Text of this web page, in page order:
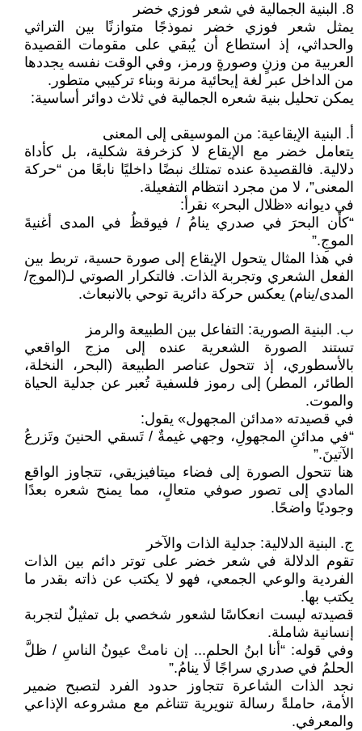
8. البنية الجمالية في شعر فوزي خضر
يمثل شعر فوزي خضر نموذجًا متوازنًا بين التراثي
والحداثي، إذ استطاع أن يُبقي على مقومات القصيدة
العربية من وزنٍ وصورةٍ ورمز، وفي الوقت نفسه يجددها
من الداخل عبر لغة إيحائية مرنة وبناء تركيبي متطور.
يمكن تحليل بنية شعره الجمالية في ثلاث دوائر أساسية:
أ. البنية الإيقاعية: من الموسيقى إلى المعنى
يتعامل خضر مع الإيقاع لا كزخرفة شكلية، بل كأداة
دلالية. فالقصيدة عنده تمتلك نبضًا داخليًا نابعًا من “حركة
المعنى”، لا من مجرد انتظام التفعيلة.
في ديوانه «ظلال البحر» نقرأ:
“كأن البحرَ في صدري ينامُ / فيوقظُ في المدى أغنيةَ
الموجِ.”
في هذا المثال يتحول الإيقاع إلى صورة حسية، تربط بين
الفعل الشعري وتجربة الذات. فالتكرار الصوتي لـ(الموج/
المدى/ينام) يعكس حركة دائرية توحي بالانبعاث.
ب. البنية الصورية: التفاعل بين الطبيعة والرمز
تستند الصورة الشعرية عنده إلى مزج الواقعي
بالأسطوري، إذ تتحول عناصر الطبيعة (البحر، النخلة،
الطائر، المطر) إلى رموز فلسفية تُعبر عن جدلية الحياة
والموت.
في قصيدته «مدائن المجهول» يقول:
“في مدائنِ المجهولِ، وجهي غيمةٌ / تَسقي الحنينَ وتَزرعُ
الآتينَ.”
هنا تتحول الصورة إلى فضاء ميتافيزيقي، تتجاوز الواقع
المادي إلى تصور صوفي متعالٍ، مما يمنح شعره بعدًا
وجوديًا واضحًا.
ج. البنية الدلالية: جدلية الذات والآخر
تقوم الدلالة في شعر خضر على توتر دائم بين الذات
الفردية والوعي الجمعي، فهو لا يكتب عن ذاته بقدر ما
يكتب بها.
قصيدته ليست انعكاسًا لشعور شخصي بل تمثيلٌ لتجربة
إنسانية شاملة.
وفي قوله: “أنا ابنُ الحلمِ... إن نامتْ عيونُ الناسِ / ظلَّ
الحلمُ في صدري سراجًا لا ينامُ.”
نجد الذات الشاعرة تتجاوز حدود الفرد لتصبح ضمير
الأمة، حاملةً رسالة تنويرية تتناغم مع مشروعه الإذاعي
والمعرفي.